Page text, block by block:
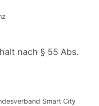
nach § 55 Abs.
Smart City